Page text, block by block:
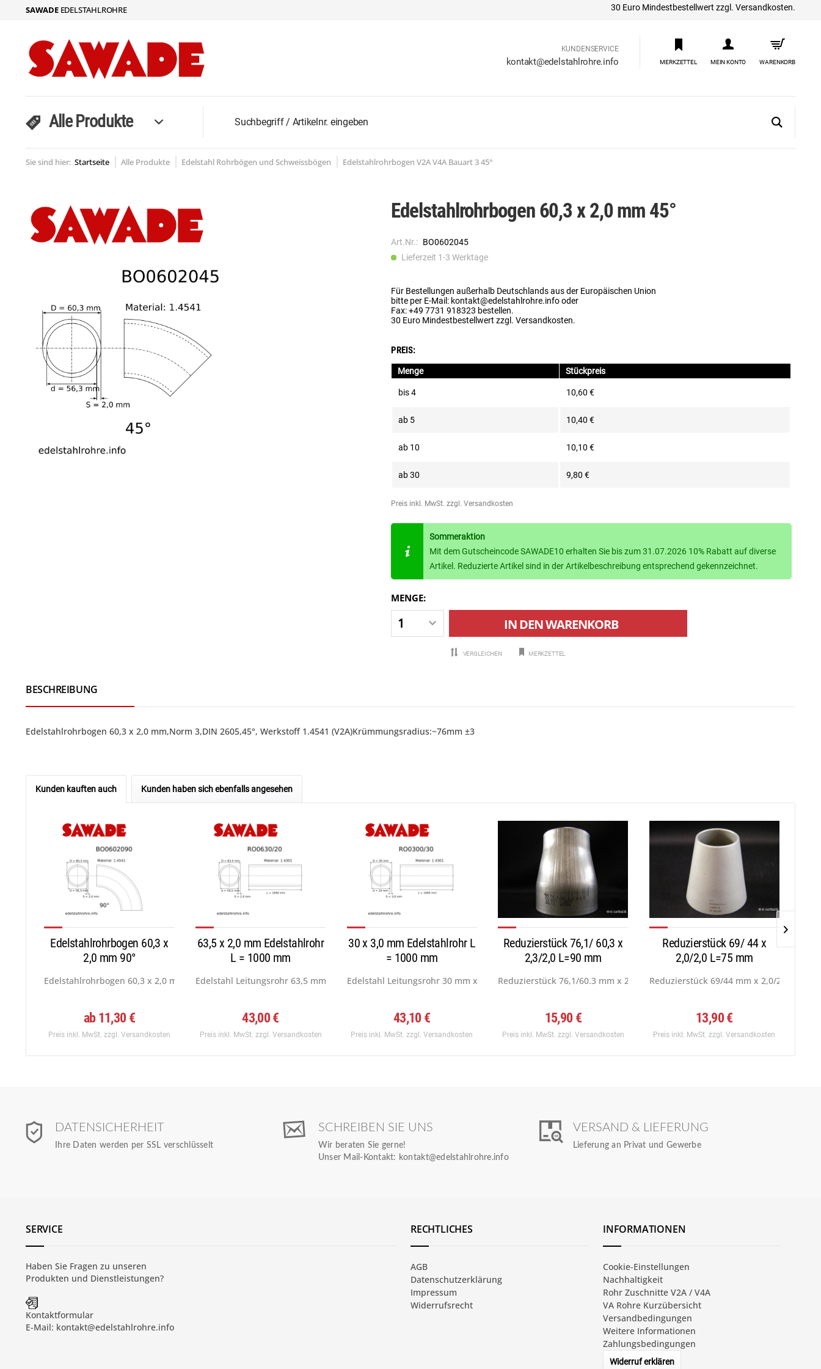
SAWADEEDELSTAHLROHRE 30 Euro Mindestbestellwert zzgl. Versandkosten.
KUNDENSERVICE
kontakt@edelstahlrohre.info MERKZETTEL MEIN KONTO WARENKORB
Alle Produkte
Sie sind hier: Startseite Alle Produkte Edelstahl Rohrbögen und Schweissbögen Edelstahlrohrbogen V2A V4A Bauart 3 45°
Edelstahlrohrbogen 60,3 x 2,0 mm 45°
Art.Nr.: BO0602045
Lieferzeit 1-3 Werktage
Für Bestellungen außerhalb Deutschlands aus der Europäischen Union
bitte per E-Mail: kontakt@edelstahlrohre.info oder
Fax: +49 7731 918323 bestellen.
30 Euro Mindestbestellwert zzgl. Versandkosten.
PREIS:
Menge Stückpreis
bis4 10,60 €
ab 5 10,40 €
ab 10 10,10 €
ab30 9,80 €
Preis inkl. MwSt.zzgl. Versandkosten
Sommeraktion
Mit dem Gutscheincode SAWADE10 erhalten Sie bis zum 31.07.2026 10% Rabatt auf diverse
Artikel. Reduzierte Artikel sind in der Artikelbeschreibung entsprechend gekennzeichnet.
MENGE:
IN DENWARENKORB
VERGLEICHEN MERKZETTEL
BESCHREIBUNG
Edelstahlrohrbogen 60,3 x 2,0 mm,Norm 3,DIN 2605,45°, Werkstoff 1.4541 (V2A)Krümmungsradius:~76mm ±3
Kunden kauften auch Kunden haben sich ebenfalls angesehen
Edelstahlrohrbogen 60,3 x
2,0 mm 90°
Edelstahlrohrbogen 60,3 x 2,0 mm,Norm 3,DIN...
ab 11,30 €
Preis inkl. MwSt. zzgl. Versandkosten
63,5 x 2,0 mm Edelstahlrohr
L = 1000 mm
Edelstahl Leitungsrohr 63,5 mm x 2,0 mm, Werkstoff:...
43,00 €
Preis inkl. MwSt. zzgl. Versandkosten
30 x 3,0 mm Edelstahlrohr L
= 1000 mm
Edelstahl Leitungsrohr 30 mm x 3,0 mm, Werkstoff:...
43,10 €
Preis inkl. MwSt.zzgl. Versandkosten
Reduzierstück 76,1/ 60,3 x
2,3/2,0 L=90 mm
Reduzierstück 76,1/60.3 mm x 2,3/2,0 L=90...
15,90 €
Preis inkl. MwSt. zzgl. Versandkosten
Reduzierstück 69/ 44 x
2,0/2,0 L=75 mm
Reduzierstück 69/44 mm x 2,0/2,0 L=75...
13,90 €
Preis inkl. MwSt.zzgl. Versandkosten
DATENSICHERHEIT
Ihre Daten werden per SSL verschlüsselt
SCHREIBEN SIE UNS
Wir beraten Sie gerne!
Unser Mail-Kontakt: kontakt@edelstahlrohre.info
VERSAND & LIEFERUNG
Lieferung an Privat und Gewerbe
SERVICE
Haben Sie Fragen zu unseren
Produkten und Dienstleistungen?
Kontaktformular
E-Mail: kontakt@edelstahlrohre.info
RECHTLICHES
AGB
Datenschutzerklärung
Impressum
Widerrufsrecht
INFORMATIONEN
Cookie-Einstellungen
Nachhaltigkeit
Rohr Zuschnitte V2A / V4A
VA Rohre Kurzübersicht
Versandbedingungen
Weitere Informationen
Zahlungsbedingungen
Widerruf erklären